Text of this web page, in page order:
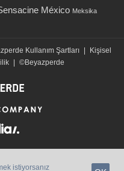
México Meksika
Kullanım Şartları |
Kişisel
| ©Beyazperde
istiyorsanız